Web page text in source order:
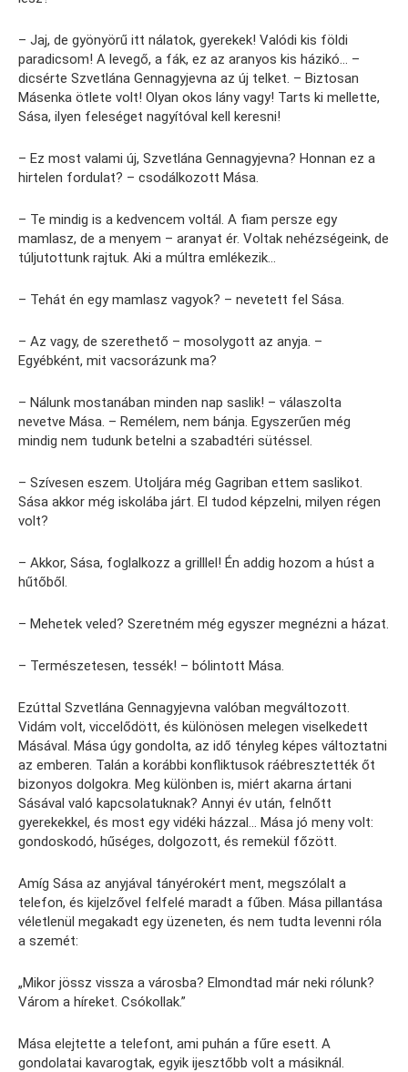
– Jaj, de gyönyörű itt nálatok, gyerekek! Valódi kis földi
paradicsom! A levegő, a fák, ez az aranyos kis házikó… –
dicsérte Szvetlána Gennagyjevna az új telket. – Biztosan
Másenka ötlete volt! Olyan okos lány vagy! Tarts ki mellette,
Sása, ilyen feleséget nagyítóval kell keresni!
– Ez most valami új, Szvetlána Gennagyjevna? Honnan ez a
hirtelen fordulat? – csodálkozott Mása.
– Te mindig is a kedvencem voltál. A fiam persze egy
mamlasz, de a menyem – aranyat ér. Voltak nehézségeink, de
túljutottunk rajtuk. Aki a múltra emlékezik…
– Tehát én egy mamlasz vagyok? – nevetett fel Sása.
– Az vagy, de szerethető – mosolygott az anyja. –
Egyébként, mit vacsorázunk ma?
– Nálunk mostanában minden nap saslik! – válaszolta
nevetve Mása. – Remélem, nem bánja. Egyszerűen még
mindig nem tudunk betelni a szabadtéri sütéssel.
– Szívesen eszem. Utoljára még Gagriban ettem saslikot.
Sása akkor még iskolába járt. El tudod képzelni, milyen régen
volt?
– Akkor, Sása, foglalkozz a grilllel! Én addig hozom a húst a
hűtőből.
– Mehetek veled? Szeretném még egyszer megnézni a házat.
– Természetesen, tessék! – bólintott Mása.
Ezúttal Szvetlána Gennagyjevna valóban megváltozott.
Vidám volt, viccelődött, és különösen melegen viselkedett
Másával. Mása úgy gondolta, az idő tényleg képes változtatni
az emberen. Talán a korábbi konfliktusok ráébresztették őt
bizonyos dolgokra. Meg különben is, miért akarna ártani
Sásával való kapcsolatuknak? Annyi év után, felnőtt
gyerekekkel, és most egy vidéki házzal… Mása jó meny volt:
gondoskodó, hűséges, dolgozott, és remekül főzött.
Amíg Sása az anyjával tányérokért ment, megszólalt a
telefon, és kijelzővel felfelé maradt a fűben. Mása pillantása
véletlenül megakadt egy üzeneten, és nem tudta levenni róla
a szemét:
„Mikor jössz vissza a városba? Elmondtad már neki rólunk?
Várom a híreket. Csókollak.”
Mása elejtette a telefont, ami puhán a fűre esett. A
gondolatai kavarogtak, egyik ijesztőbb volt a másiknál.